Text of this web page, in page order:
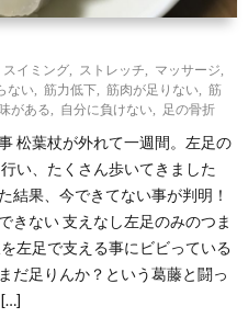
スイミング ストレッチ マッサージ
ない 筋力低下 筋肉が足りない
筋
がある 自分に負けない 足の骨折
松葉杖が外れて一週間。左足の
い、たくさん歩いてきました
結果、今できてない事が判明！
きない 支えなし左足のみのつま
左足で支える事にビビっている
だ足りんか？という葛藤と闘っ